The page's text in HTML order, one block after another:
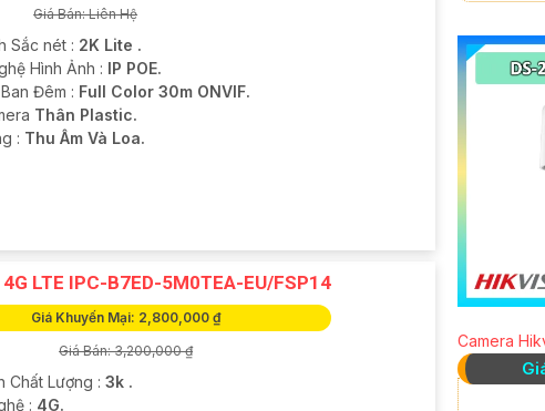
Giá Bán: Liên Hệ
Sắc nét : 2K Lite .
Hình Ảnh : IP POE.
Đêm : Full Color 30m ONVIF.
Thân Plastic.
: Thu Âm Và Loa.
4G LTE IPC-B7ED-5M0TEA-EU/FSP14
Giá Khuyến Mại: 2,800,000 ₫
Giá Bán: 3,200,000 ₫
Chất Lượng : 3k .
: 4G.
Camera